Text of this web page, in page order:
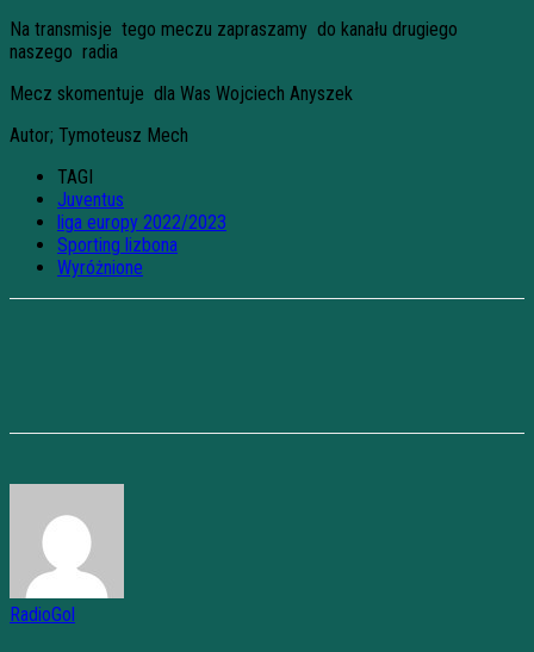
Na transmisje tego meczu zapraszamy do kanału drugiego
naszego radia
Mecz skomentuje dla Was Wojciech Anyszek
Autor; Tymoteusz Mech
TAGI
Juventus
liga europy 2022/2023
Sporting lizbona
Wyróżnione
RadioGol